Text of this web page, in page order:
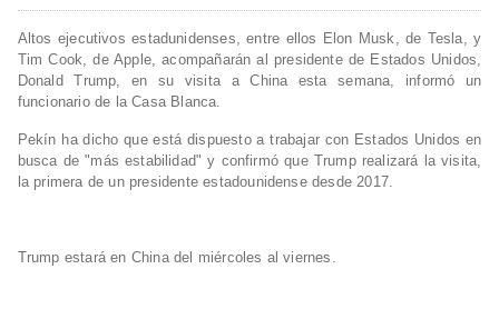
Altos ejecutivos estadunidenses, entre ellos Elon Musk, de Tesla, y
Tim Cook, de Apple, acompañarán al presidente de Estados Unidos,
Donald Trump, en su visita a China esta semana, informó un
funcionario de la Casa Blanca.
Pekín ha dicho que está dispuesto a trabajar con Estados Unidos en
busca de "más estabilidad" y confirmó que Trump realizará la visita,
la primera de un presidente estadounidense desde 2017.
Trump estará en China del miércoles al viernes.